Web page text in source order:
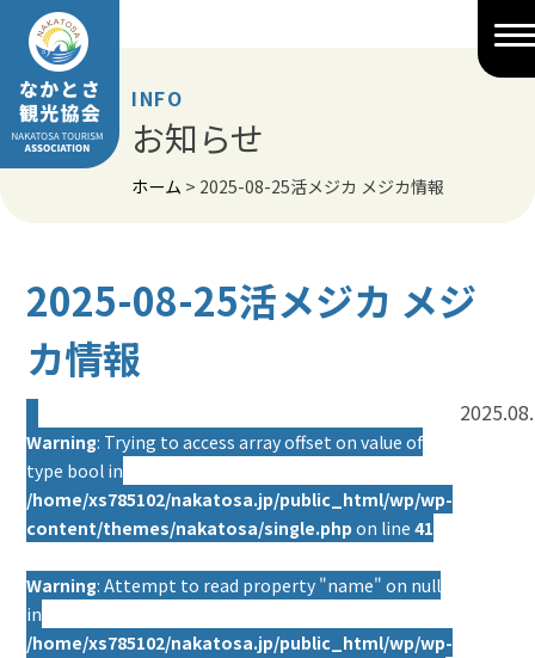
Skip
content
INFO
お知らせ
ホーム > 2025-08-25活メジカ メジカ情報
2025-08-25活メジカ メジ
カ情報
Warning: Trying to access array offset on value of
type bool in
/home/xs785102/nakatosa.jp/public_html/wp/wp-
content/themes/nakatosa/single.php on line41
Warning: Attempt to read property "name" on null
in
/home/xs785102/nakatosa.jp/public_html/wp/wp-